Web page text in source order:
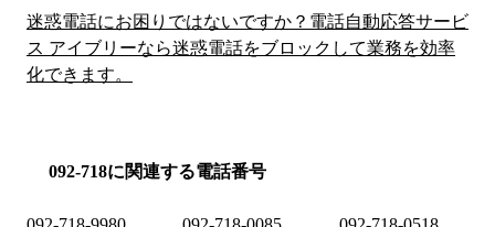
迷惑電話にお困りではないですか？電話自動応答サービ
ス アイブリーなら迷惑電話をブロックして業務を効率
化できます。
092-718に関連する電話番号